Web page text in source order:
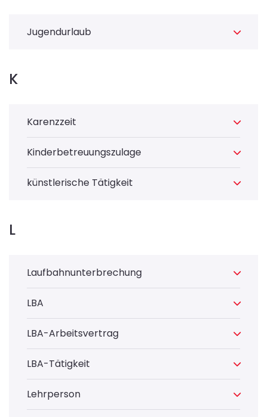
Jugendurlaub
K
Karenzzeit
Kinderbetreuungszulage
künstlerische Tätigkeit
L
Laufbahnunterbrechung
LBA
LBA-Arbeitsvertrag
LBA-Tätigkeit
Lehrperson